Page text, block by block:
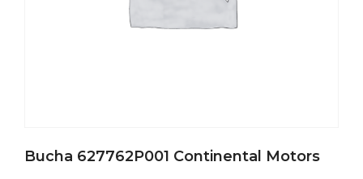
Bucha 627762P001 Continental Motors